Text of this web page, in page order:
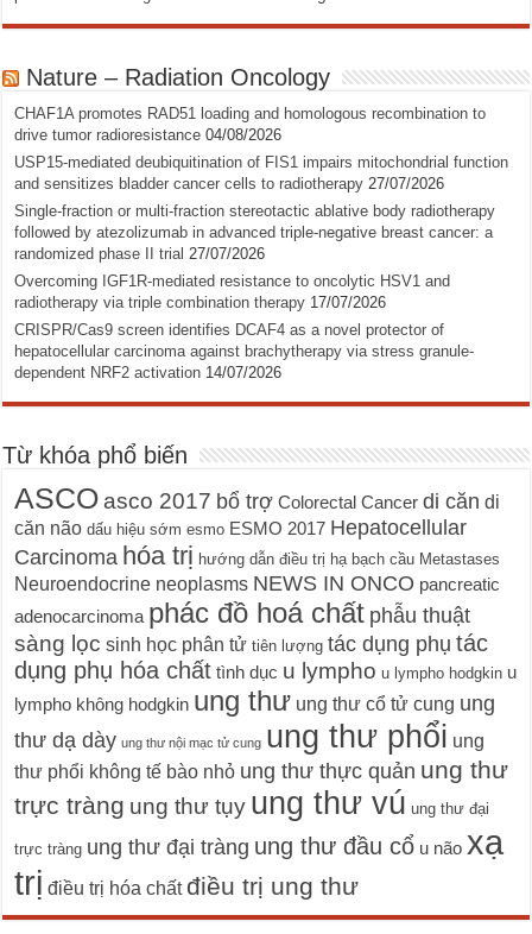
Nature – Radiation Oncology
CHAF1A promotes RAD51 loading and homologous recombination to
drive tumor radioresistance 04/08/2026
USP15-mediated deubiquitination of FIS1 impairs mitochondrial function
and sensitizes bladder cancer cells to radiotherapy 27/07/2026
Single-fraction or multi-fraction stereotactic ablative body radiotherapy
followed by atezolizumab in advanced triple-negative breast cancer: a
randomized phase II trial 27/07/2026
Overcoming IGF1R-mediated resistance to oncolytic HSV1 and
radiotherapy via triple combination therapy 17/07/2026
CRISPR/Cas9 screen identifies DCAF4 as a novel protector of
hepatocellular carcinoma against brachytherapy via stress granule-
dependent NRF2 activation 14/07/2026
Từ khóa phổ biến
ASCO asco 2017 bổ trợ Colorectal Cancer di căn di
căn não dấu hiệu sớm esmo ESMO 2017 Hepatocellular
Carcinoma hóa trị hướng dẫn điều trị hạ bạch cầu Metastases
Neuroendocrine neoplasms NEWS IN ONCO pancreatic
adenocarcinoma phác đồ hoá chất phẫu thuật
sàng lọc sinh học phân tử tiên lượng tác dụng phụ tác
dụng phụ hóa chất tình dục u lympho u lympho hodgkin u
lympho không hodgkin ung thư ung thư cổ tử cung ung
thư dạ dày ung thư nội mạc tử cung ung thư phổi ung
thư phổi không tế bào nhỏ ung thư thực quản ung thư
trực tràng ung thư tụy ung thư vú ung thư đại
trực tràng ung thư đại tràng ung thư đầu cổ u não xạ
trị điều trị hóa chất điều trị ung thư